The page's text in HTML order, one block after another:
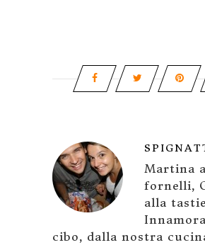
Martina
fornelli,
alla
cibo, dalla nostra